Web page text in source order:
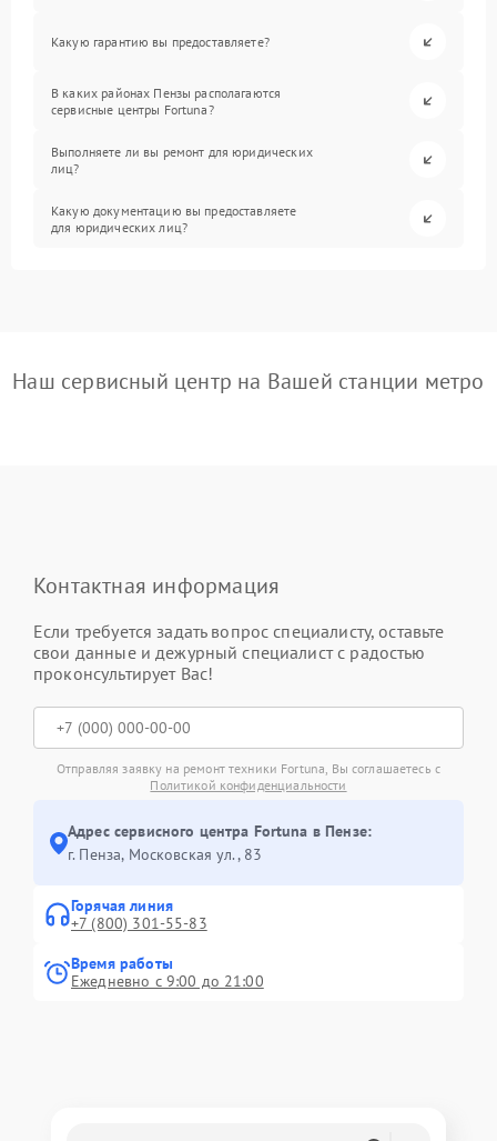
Какую гарантию вы предоставляете?
В каких районах Пензы располагаются
сервисные центры Fortuna?
Выполняете ли вы ремонт для юридических
лиц?
Какую документацию вы предоставляете
для юридических лиц?
Наш сервисный центр на Вашей станции метро
Контактная информация
Если требуется задать вопрос специалисту, оставьте
свои данные и дежурный специалист с радостью
проконсультирует Вас!
Отправляя заявку на ремонт техники Fortuna, Вы соглашаетесь с
Политикой конфиденциальности
Адрес сервисного центра Fortuna в Пензе:
г. Пенза, Московская ул., 83
Горячая линия
+7 (800) 301-55-83
Время работы
Ежедневно с 9:00 до 21:00